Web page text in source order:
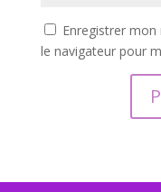
Enregistrer
le navigateur pour